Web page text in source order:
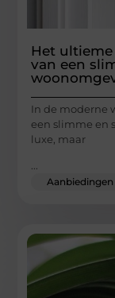
Het
van een
In de moderne
een slimme en
luxe, maar
...
Aanbiedingen